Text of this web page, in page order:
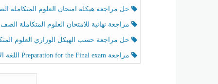
حل مراجعة هيكلة امتحان العلوم المتكاملة الصف الخامس عام الفصل
مراجعة نهائية للامتحان العلوم المتكاملة الصف الخامس انسبير الفصل
حل مراجعة حسب الهيكل الوزاري العلوم المتكاملة الصف الخامس عام الفصل
مراجعة Preparation for the Final exam اللغة الإنجليزية الصف الرابع الفصل الثالث